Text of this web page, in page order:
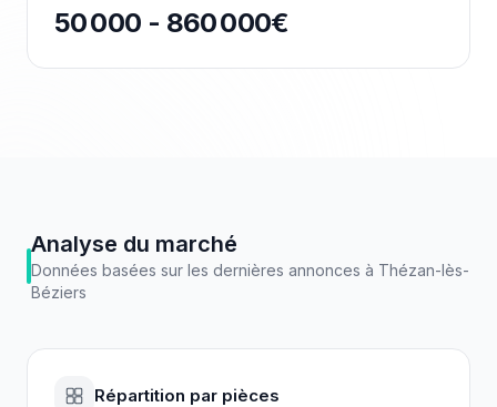
50 000 - 860 000€
Analyse du marché
Données basées sur les dernières annonces à Thézan-lès-
Béziers
Répartition par pièces